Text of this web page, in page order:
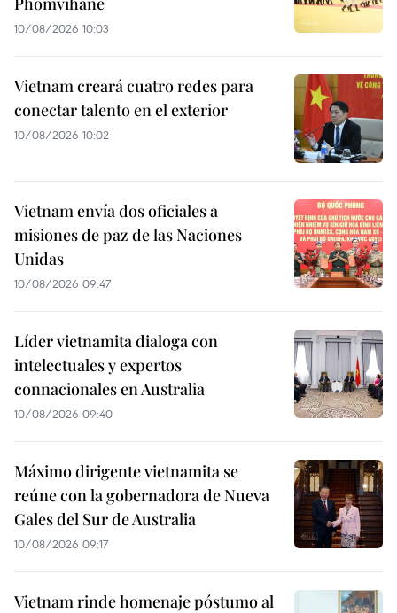
10/08/2026 10:03
Vietnam creará cuatro redes para
conectar talento en el exterior
10/08/2026 10:02
Vietnam envía dos oficiales a
misiones de paz de las Naciones
Unidas
10/08/2026 09:47
Líder vietnamita dialoga con
intelectuales y expertos
connacionales en Australia
10/08/2026 09:40
Máximo dirigente vietnamita se
reúne con la gobernadora de Nueva
Gales del Sur de Australia
10/08/2026 09:17
Vietnam rinde homenaje póstumo al